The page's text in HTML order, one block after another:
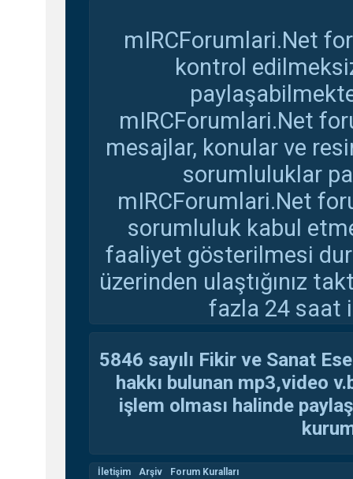
mIRCForumlari.Net
kontrol
mIRCForumlari.Net
mesajlar, konular ve
sorumluluklar
mIRCForumlari.Net
sorumluluk kabul
faaliyet gösterilmesi
üzerinden ulaştığınız
fazla 24 saat
5846 sayılı Fikir ve Sanat
hakkı bulunan mp3,video
işlem olması halinde
İletişim Arşiv Forum Kuralları